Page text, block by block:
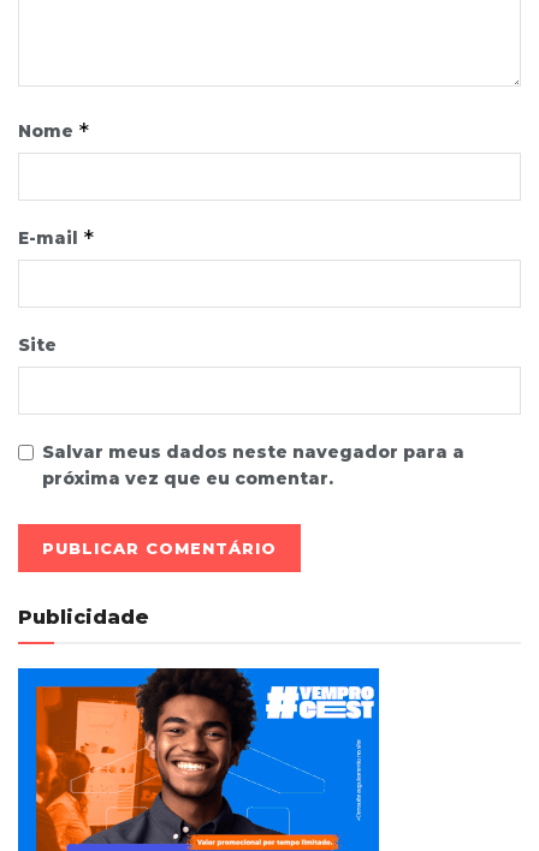
Nome *
E-mail *
Site
Salvar meus dados neste navegador para a
próxima vez que eu comentar.
Publicidade